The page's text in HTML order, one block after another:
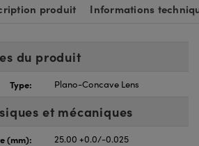
produit Informations
du produit
Type: Plano-Concave Lens
et mécaniques
(mm):
25.00 +0.0/-0.025